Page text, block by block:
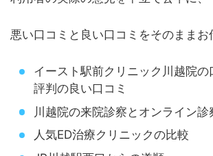
悪い口コミと良い口コミをそのままお
イースト駅前クリニック川越院の
評判の良い口コミ
川越院の来院診察とオンライン診
人気ED治療クリニックの比較